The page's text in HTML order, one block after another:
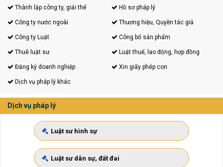
Thành lập công ty, giải thể Hồ sơ pháp lý
Công ty nước ngoài Thương hiệu, Quyền tác giả
Công ty Luật Công bố sản phẩm
Thuê luật sư Luật thuế, lao động, hợp đồng
Đăng ký doanh nghiệp Xin giấy phép con
Dịch vụ pháp lý khác
Dịch vụ pháp lý
Luật sư hình sự
Luật sư dân sự, đất đai